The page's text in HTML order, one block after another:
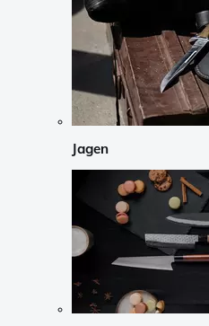
Jagen